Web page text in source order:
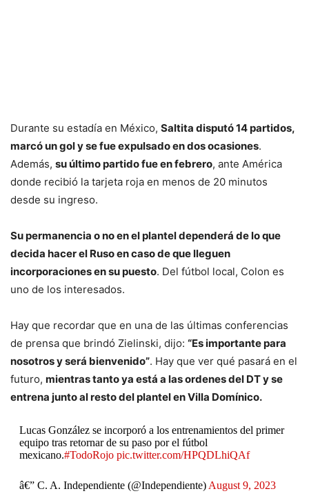
Durante su estadía en México, Saltita disputó 14 partidos,
marcó un gol y se fue expulsado en dos ocasiones.
Además, su último partido fue en febrero, ante América
donde recibió la tarjeta roja en menos de 20 minutos
desde su ingreso.
Su permanencia o no en el plantel dependerá de lo que
decida hacer el Ruso en caso de que lleguen
incorporaciones en su puesto. Del fútbol local, Colon es
uno de los interesados.
Hay que recordar que en una de las últimas conferencias
de prensa que brindó Zielinski, dijo: “Es importante para
nosotros y será bienvenido”. Hay que ver qué pasará en el
futuro, mientras tanto ya está a las ordenes del DT y se
entrena junto al resto del plantel en Villa Domínico.
Lucas González se incorporó a los entrenamientos del primer
equipo tras retornar de su paso por el fútbol
mexicano.#TodoRojo pic.twitter.com/HPQDLhiQAf
â€” C. A. Independiente (@Independiente) August 9, 2023